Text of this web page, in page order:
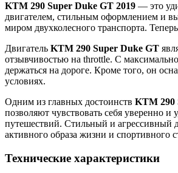
KTM 290 Super Duke GT 2019 — это
двигателем, стильным оформлением и
миром двухколесного транспорта.
Двигатель KTM 290 Super Duke GT
отзывчивостью на throttle. С
держаться на дороге. Кроме того, он
условиях.
Одним из главных достоинств KTM 290
позволяют чувствовать себя уверенно
путешествий. Стильный и агрессивный
активного образа жизни и спортивного
Технические характеристики